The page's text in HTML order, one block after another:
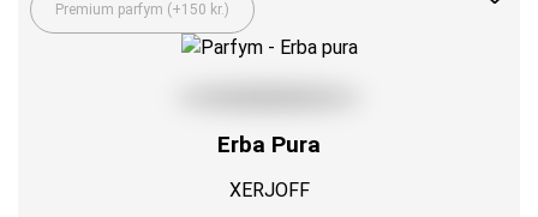
Premium parfym (+150 kr.)
Erba Pura
XERJOFF